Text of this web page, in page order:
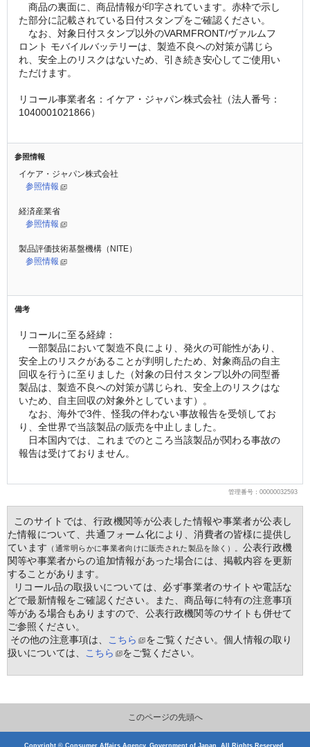
商品の裏面に、商品情報が印字されています。赤枠で示し
た部分に記載されている日付スタンプをご確認ください。
なお、対象日付スタンプ以外のVARMFRONT/ヴァルムフ
ロント モバイルバッテリーは、製造不良への対策が講じら
れ、安全上のリスクはないため、引き続き安心してご使用い
ただけます。
リコール事業者名：イケア・ジャパン株式会社（法人番号：
1040001021866）
参照情報
イケア・ジャパン株式会社
参照情報
経済産業省
参照情報
製品評価技術基盤機構（NITE）
参照情報
備考
リコールに至る経緯：
一部製品において製造不良により、発火の可能性があり、
安全上のリスクがあることが判明したため、対象商品の自主
回収を行うに至りました（対象の日付スタンプ以外の同型番
製品は、製造不良への対策が講じられ、安全上のリスクはな
いため、自主回収の対象外としています）。
なお、海外で3件、怪我の伴わない事故報告を受領してお
り、全世界で当該製品の販売を中止しました。
日本国内では、これまでのところ当該製品が関わる事故の
報告は受けておりません。
管理番号：00000032593
このサイトでは、行政機関等が公表した情報や事業者が公表し
た情報について、共通フォーム化により、消費者の皆様に提供し
ています
（通常明らかに事業者向けに販売された製品を除く）。 公表行政機
関等や事業者からの追加情報があった場合には、掲載内容を更新
することがあります。
リコール品の取扱いについては、必ず事業者のサイトや電話な
どで最新情報をご確認ください。また、商品毎に特有の注意事項
等がある場合もありますので、公表行政機関等のサイトも併せて
ご参照ください。
その他の注意事項は、
こちら
をご覧ください。個人情報の取り
扱いについては、
こちら をご覧ください。
このページの先頭へ
Copyright © Consumer Affairs Agency, Government of Japan. All Rights Reserved.